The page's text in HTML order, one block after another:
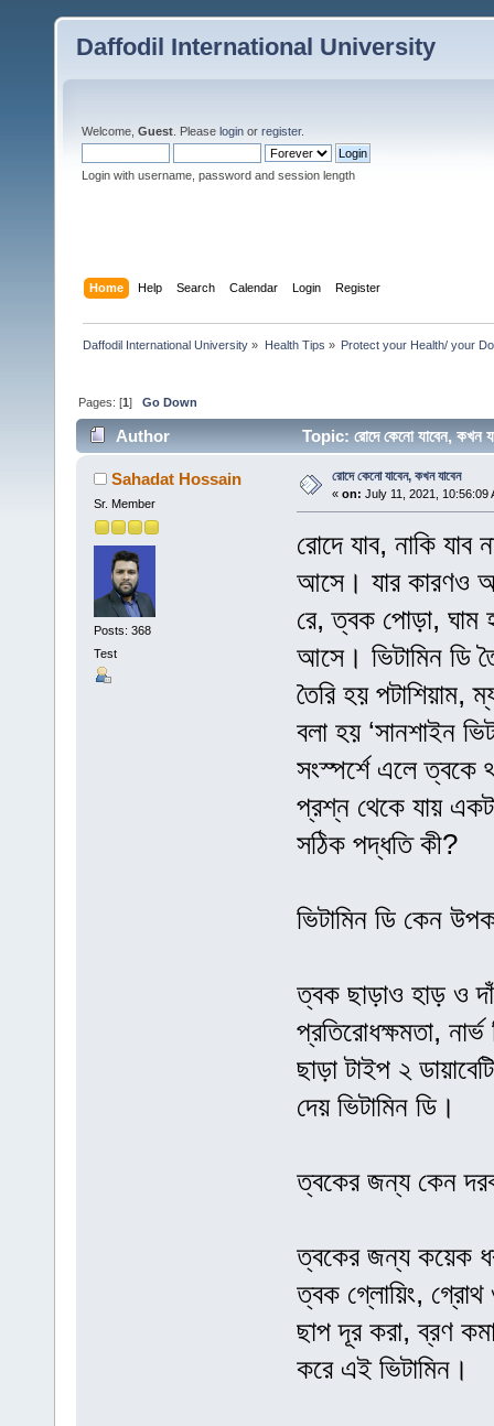
Daffodil International University
Welcome, Guest . Please login or register.
Login with username, password and session length
Home Help Search Calendar Login Register
Daffodil International University » Health Tips » Protect your Health/ your
Pages: [1]Go Down
Author Topic: রোদে কেনো যাবেন,
Sahadat Hossain
Sr. Member
Posts: 368
Test
রোদে কেনো যাবেন, কখন যাবেন
« on: July 11, 2021, 10:56:09
রোদে যাব, নাকি
আসে। যার কারণও
রে, ত্বক পোড়া, ঘাম
আসে। ভিটামিন ডি
তৈরি হয় পটাশিয়াম,
বলা হয় ‘সানশাইন
সংস্পর্শে এলে ত্বকে
প্রশ্ন থেকে যায়
সঠিক পদ্ধতি কী?
ভিটামিন ডি কেন
ত্বক ছাড়াও হাড় ও
প্রতিরোধক্ষমতা,
ছাড়া টাইপ ২
দেয় ভিটামিন ডি।
ত্বকের জন্য কেন
ত্বকের জন্য কয়েক
ত্বক গ্লোয়িং, গ্রোথ
ছাপ দূর করা, ব্রণ
করে এই ভিটামিন।